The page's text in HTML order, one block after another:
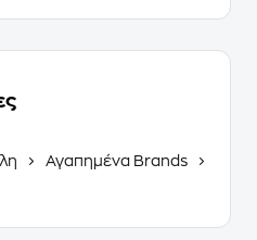
Αγαπημένα Brands